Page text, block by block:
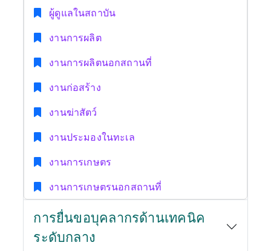
ผู้ดูแลในสถาบัน
งานการผลิต
งานการผลิตนอกสถานที่
งานก่อสร้าง
งานฆ่าสัตว์
งานประมองในทะเล
งานการเกษตร
งานการเกษตรนอกสถานที่
การยื่นขอบุคลากรด้านเทคนิค
ระดับกลาง